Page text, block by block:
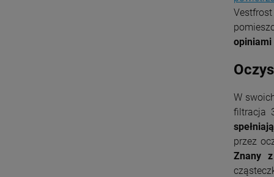
opiniami
W
filtracja
przez
Znany